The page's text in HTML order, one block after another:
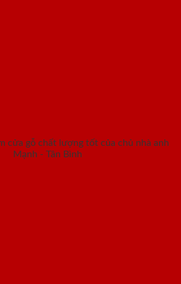
cửa gỗ chất lượng tốt của chủ nhà anh
Mạnh - Tân Bình